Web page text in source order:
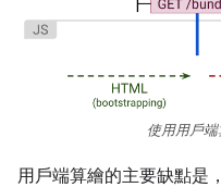
使用用戶端
用戶端算繪的主要缺點是